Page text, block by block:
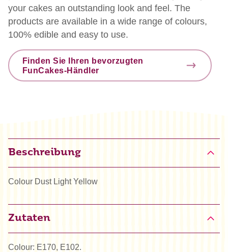
your cakes an outstanding look and feel. The
products are available in a wide range of colours,
100% edible and easy to use.
Finden Sie Ihren bevorzugten
FunCakes-Händler
Beschreibung
Colour Dust Light Yellow
Zutaten
Colour: E170, E102.